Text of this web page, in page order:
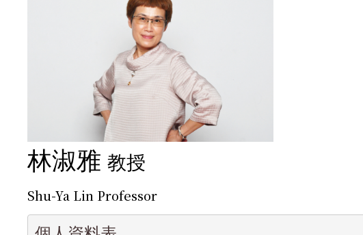
林淑雅 教授
Shu-Ya Lin Professor